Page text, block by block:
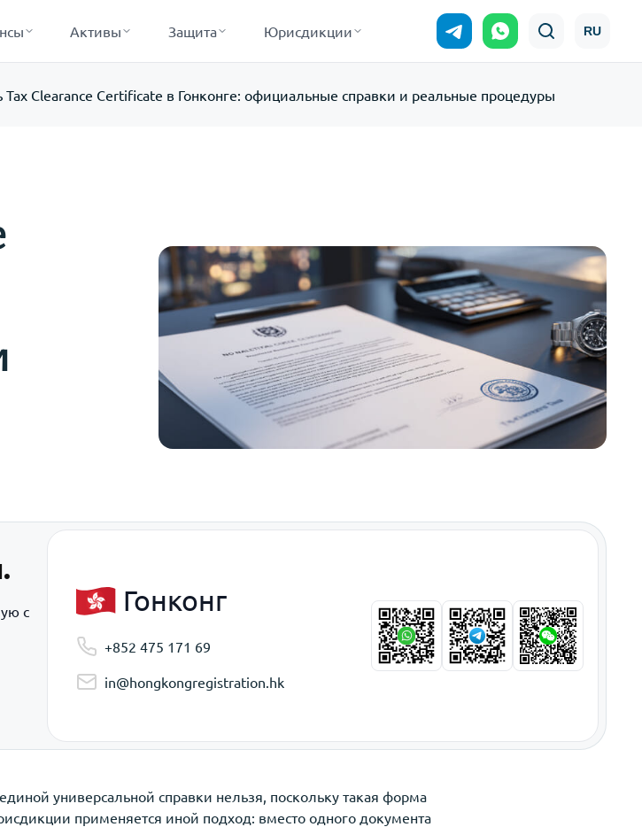
Активы Защита Юрисдикции RU
Tax Clearance Certificate в Гонконге: официальные справки и реальные процедуры
с
Гонконг
+852 475 171 69
in@hongkongregistration.hk
универсальной справки нельзя, поскольку такая форма
применяется иной подход: вместо одного документа